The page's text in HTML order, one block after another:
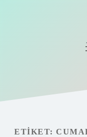
Gizlilik Politikası
ETIKET: